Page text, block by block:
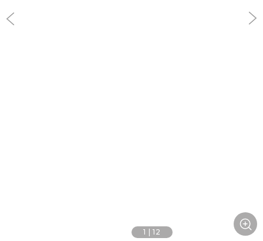
1 |12